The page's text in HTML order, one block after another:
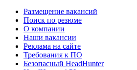
Размещение вакансий
Поиск по резюме
О компании
Наши вакансии
Реклама на сайте
Требования к ПО
Безопасный HeadHunter